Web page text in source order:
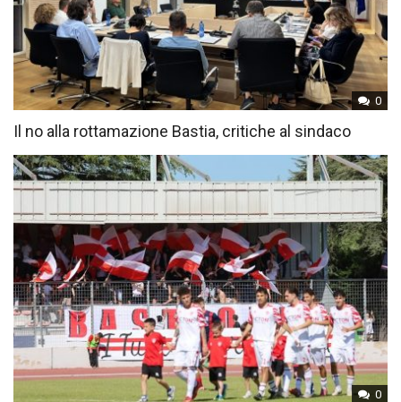
0
Il no alla rottamazione Bastia, critiche al sindaco
0